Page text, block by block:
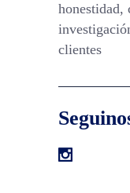
honestidad,
clientes